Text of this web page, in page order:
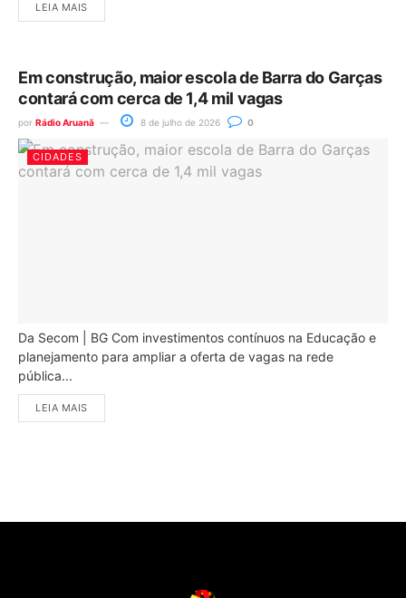
LEIA MAIS
Em construção, maior escola de Barra do Garças
contará com cerca de 1,4 mil vagas
por Rádio Aruanã 8 de julho de 2026 0
CIDADES
Da Secom | BG Com investimentos contínuos na Educação e
planejamento para ampliar a oferta de vagas na rede
pública...
LEIA MAIS